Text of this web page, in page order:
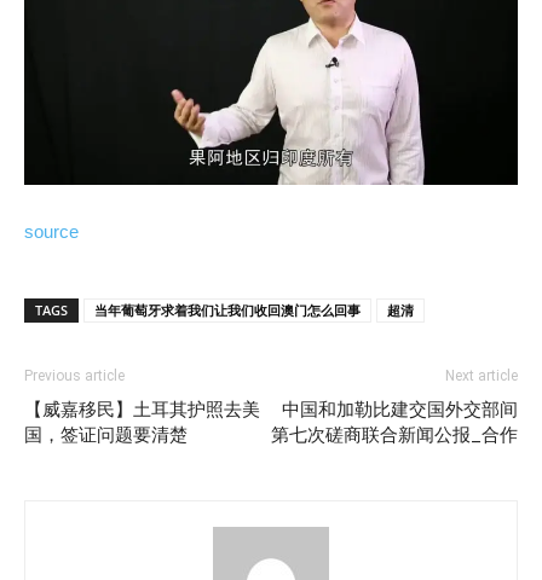
source
TAGS 当年葡萄牙求着我们让我们收回澳门怎么回事 超清
Previous article
【威嘉移民】土耳其护照去美
国，签证问题要清楚
Next article
中国和加勒比建交国外交部间
第七次磋商联合新闻公报_合作